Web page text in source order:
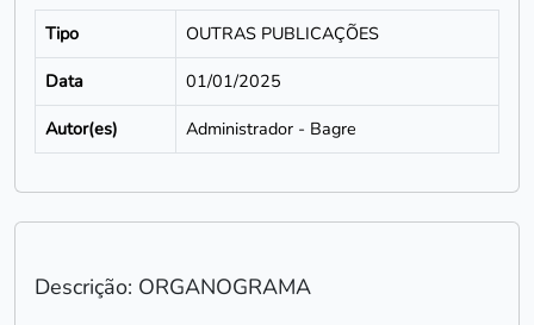
Tipo
OUTRAS PUBLICAÇÕES
Data
01/01/2025
Autor(es)
Administrador - Bagre
Descrição: ORGANOGRAMA